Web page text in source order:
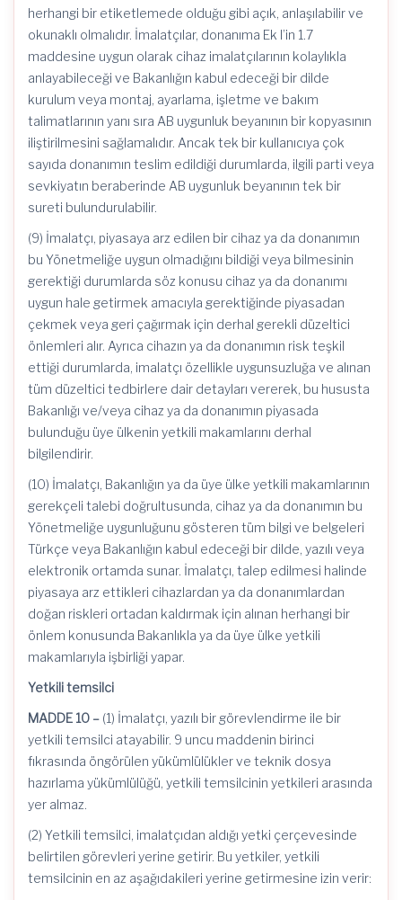
herhangi bir etiketlemede olduğu gibi açık, anlaşılabilir ve
okunaklı olmalıdır. İmalatçılar, donanıma Ek I’in 1.7
maddesine uygun olarak cihaz imalatçılarının kolaylıkla
anlayabileceği ve Bakanlığın kabul edeceği bir dilde
kurulum veya montaj, ayarlama, işletme ve bakım
talimatlarının yanı sıra AB uygunluk beyanının bir kopyasının
iliştirilmesini sağlamalıdır. Ancak tek bir kullanıcıya çok
sayıda donanımın teslim edildiği durumlarda, ilgili parti veya
sevkiyatın beraberinde AB uygunluk beyanının tek bir
sureti bulundurulabilir.
(9) İmalatçı, piyasaya arz edilen bir cihaz ya da donanımın
bu Yönetmeliğe uygun olmadığını bildiği veya bilmesinin
gerektiği durumlarda söz konusu cihaz ya da donanımı
uygun hale getirmek amacıyla gerektiğinde piyasadan
çekmek veya geri çağırmak için derhal gerekli düzeltici
önlemleri alır. Ayrıca cihazın ya da donanımın risk teşkil
ettiği durumlarda, imalatçı özellikle uygunsuzluğa ve alınan
tüm düzeltici tedbirlere dair detayları vererek, bu hususta
Bakanlığı ve/veya cihaz ya da donanımın piyasada
bulunduğu üye ülkenin yetkili makamlarını derhal
bilgilendirir.
(10) İmalatçı, Bakanlığın ya da üye ülke yetkili makamlarının
gerekçeli talebi doğrultusunda, cihaz ya da donanımın bu
Yönetmeliğe uygunluğunu gösteren tüm bilgi ve belgeleri
Türkçe veya Bakanlığın kabul edeceği bir dilde, yazılı veya
elektronik ortamda sunar. İmalatçı, talep edilmesi halinde
piyasaya arz ettikleri cihazlardan ya da donanımlardan
doğan riskleri ortadan kaldırmak için alınan herhangi bir
önlem konusunda Bakanlıkla ya da üye ülke yetkili
makamlarıyla işbirliği yapar.
Yetkili temsilci
MADDE 10 – (1) İmalatçı, yazılı bir görevlendirme ile bir
yetkili temsilci atayabilir. 9 uncu maddenin birinci
fıkrasında öngörülen yükümlülükler ve teknik dosya
hazırlama yükümlülüğü, yetkili temsilcinin yetkileri arasında
yer almaz.
(2) Yetkili temsilci, imalatçıdan aldığı yetki çerçevesinde
belirtilen görevleri yerine getirir. Bu yetkiler, yetkili
temsilcinin en az aşağıdakileri yerine getirmesine izin verir: